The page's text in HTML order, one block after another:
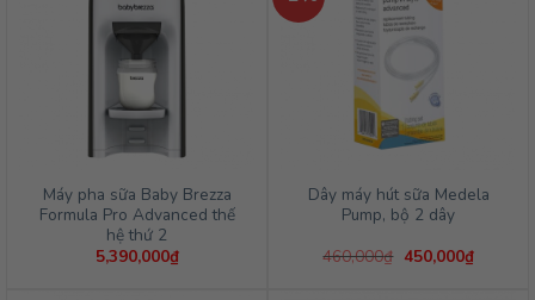
Máy pha sữa Baby Brezza
Formula Pro Advanced thế
hệ thứ 2
5,390,000₫
Dây máy hút sữa Medela
Pump, bộ 2 dây
460,000₫ Giá
450,000₫Giá
hiện